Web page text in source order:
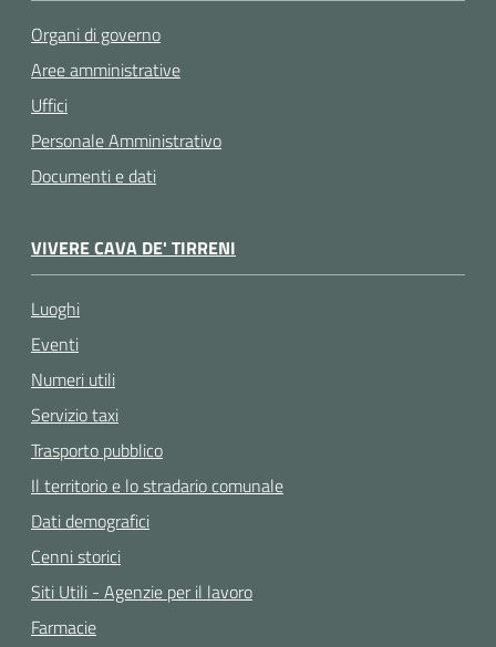
Organi di governo
Aree amministrative
Uffici
Personale Amministrativo
Documenti e dati
VIVERE CAVA DE' TIRRENI
Luoghi
Eventi
Numeri utili
Servizio taxi
Trasporto pubblico
Il territorio e lo stradario comunale
Dati demografici
Cenni storici
Siti Utili - Agenzie per il lavoro
Farmacie